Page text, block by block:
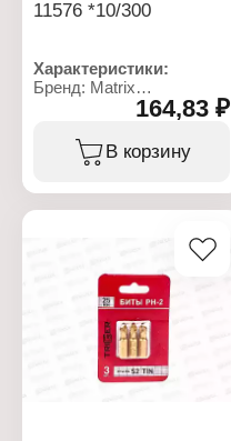
11576 *10/300
Характеристики:
Бренд: Matrix
Артикул: 11576
Конструкция: с торцевой
головкой
Тип хвостовика: E 1/4
Количество в упаковке: 2
164,83 ₽
В корзину